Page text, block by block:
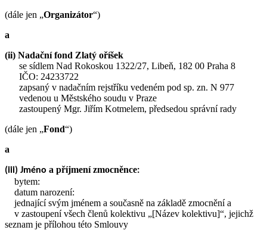
(dále jen „Organizátor“)
a
(ii) Nadační fond Zlatý oříšek
se sídlem Nad Rokoskou 1322/27, Libeň, 182 00 Praha 8
IČO: 24233722
zapsaný v nadačním rejstříku vedeném pod sp. zn. N 977
vedenou u Městského soudu v Praze
zastoupený Mgr. Jiřím Kotmelem, předsedou správní rady
(dále jen „Fond“)
a
(iii) Jméno a příjmení zmocněnce:
bytem:
datum narození:
jednající svým jménem a současně na základě zmocnění a
v zastoupení všech členů kolektivu „[Název kolektivu]“, jejichž
seznam je přílohou této Smlouvy